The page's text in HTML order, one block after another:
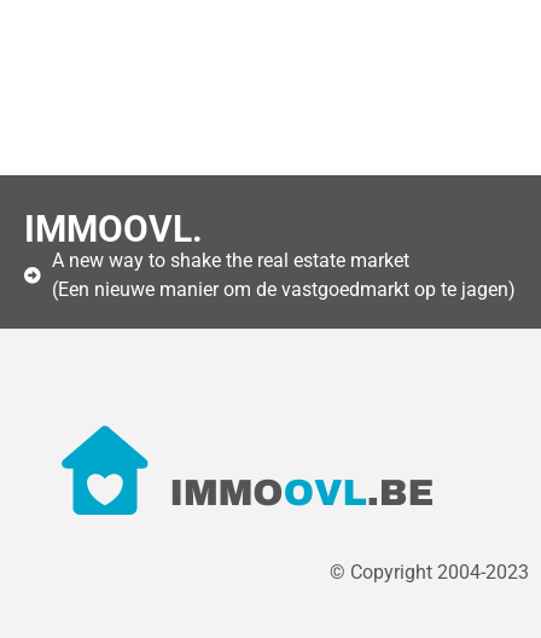
IMMOOVL.
A new way to shake the real estate market
(Een nieuwe manier om de vastgoedmarkt op te jagen)
© Copyright 2004-2023